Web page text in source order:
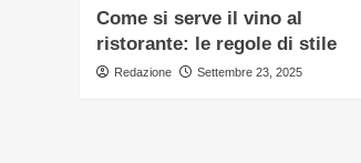
Come si serve il vino al
ristorante: le regole di stile
Redazione Settembre 23, 2025